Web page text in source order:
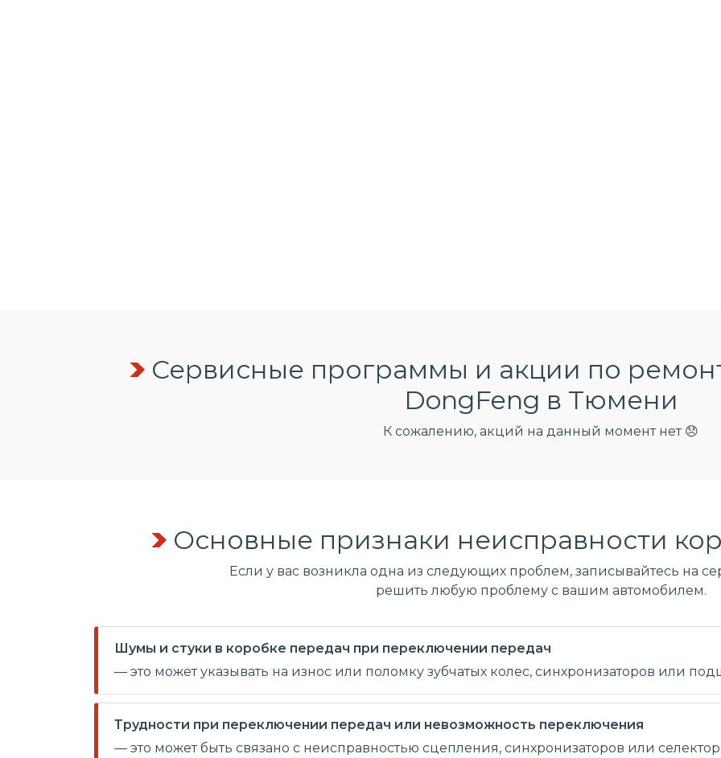
Сервисные программы и акции по
DongFeng в Тюмени
К сожалению, акций на данный момент нет 😞
Основные признаки неисправности
Если у вас возникла одна из следующих проблем, записывайтесь на
решить любую проблему с вашим автомобилем.
Шумы и стуки в коробке передач при переключении передач
— это может указывать на износ или поломку зубчатых колес, синхронизаторов или
Трудности при переключении передач или невозможность переключения
— это может быть связано с неисправностью сцепления, синхронизаторов или